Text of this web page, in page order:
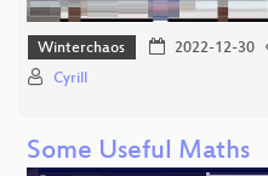
Winterchaos 2022-12-30
Cyrill
Some Useful Maths